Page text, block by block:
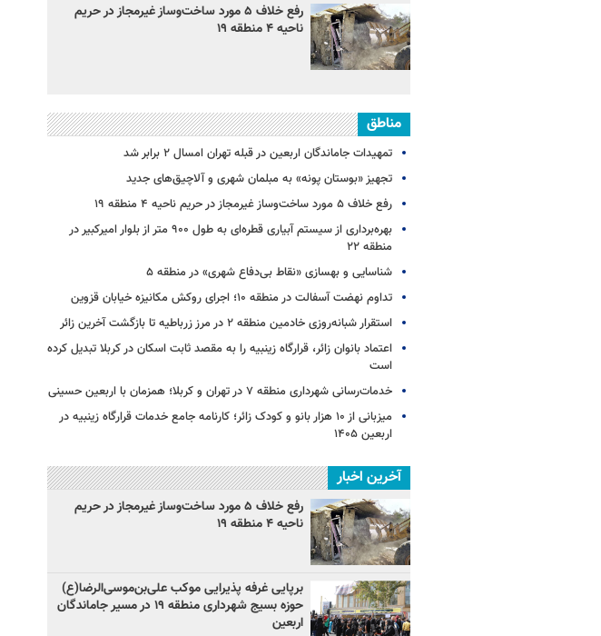
رفع خلاف ۵ مورد ساخت‌وساز غیرمجاز در حریم
ناحیه ۴ منطقه ۱۹
مناطق
تمهیدات جاماندگان اربعین در قبله تهران امسال ۲ برابر شد
تجهیز «بوستان پونه» به مبلمان شهری و آلاچیق‌های جدید
رفع خلاف ۵ مورد ساخت‌وساز غیرمجاز در حریم ناحیه ۴ منطقه ۱۹
بهره‌برداری از سیستم آبیاری قطره‌ای به طول ۹۰۰ متر از بلوار امیرکبیر در
منطقه ۲۲
شناسایی و بهسازی «نقاط بی‌دفاع شهری» در منطقه ۵
تداوم نهضت آسفالت در منطقه ۱۰؛ اجرای روکش مکانیزه خیابان قزوین
استقرار شبانه‌روزی خادمین منطقه ۲ در مرز زرباطیه تا بازگشت آخرین زائر
اعتماد بانوان زائر، قرارگاه زینبیه را به مقصد ثابت اسکان در کربلا تبدیل کرده
است
خدمات‌رسانی شهرداری منطقه ۷ در تهران و کربلا؛ همزمان با اربعین حسینی
میزبانی از ۱۰ هزار بانو و کودک زائر؛ کارنامه جامع خدمات قرارگاه زینبیه در
اربعین ۱۴۰۵
آخرین اخبار
رفع خلاف ۵ مورد ساخت‌وساز غیرمجاز در حریم
ناحیه ۴ منطقه ۱۹
برپایی غرفه پذیرایی موکب علی‌بن‌موسی‌الرضا(ع)
حوزه بسیج شهرداری منطقه ۱۹ در مسیر جاماندگان
اربعین